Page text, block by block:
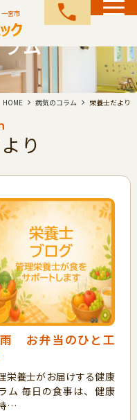
宮市 call
ム
HOME 病気のコラム 栄養士だより
り
お弁当のひと工
栄養士がお届けする健康
ム 毎日の食事は、健康
…